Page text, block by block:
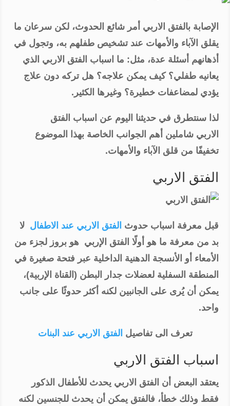
الإصابة بالفتق الاربي أمر شائع الحدوث، لكن سرعان ما
يقلق الآباء والأمهات عند تشخيص طفلهم به، وتجول في
أذهانهم أسئلة عدة، مثل: ما اسباب الفتق الاربي الذي
يعانيه طفلي؟ كيف يمكن علاجه؟ هل تركه دون علاج
يؤدي لمضاعفات خطيرة؟ وغيرها الكثير.
لذا سنتطرق في حديثنا اليوم عن اسباب الفتق
الاربي شاملين أهم الجوانب الخاصة بهذا الموضوع
تخفيفًا من قلق الآباء والأمهات.
الفتق الاربي
قبل معرفة اسباب حدوث الفتق الاربي عند الاطفال لا
بد من معرفة ما هو أولًا الفتق الإربي هو بروز لجزء من
الأمعاء أو الأنسجة الدهنية الداخلية عبر فتحة صغيرة في
المنطقة السفلية لعضلات جدار البطن (القناة الإربية)،
يمكن أن يُرى على الجانبين لكنه أكثر حدوثًا على جانب
واحد.
تعرف الى تفاصيل الفتق الاربي عند البنات
اسباب الفتق الاربي
يعتقد البعض أن الفتق الاربي يحدث للأطفال الذكور
فقط وذلك خطأ، فالفتق يمكن أن يحدث للجنسين لكنه